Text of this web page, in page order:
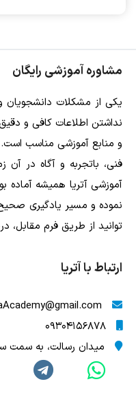
مشاوره آموزشی رایگان
یکی از مشکلات دانشجویان
نداشتن اطلاعات کافی و
و منابع آموزشی مناسب است.
فنی، باتجربه و آگاه در
آموزشی آتریا همیشه آماده
نموده و مسیر یادگیری
توانید از طریق فرم مقابل،
ارتباط با آتریا
09304156878
میدان رسالت، به سمت